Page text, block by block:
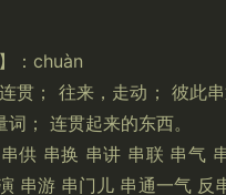
：chuàn
贯； 往来，走动； 彼此
； 连贯起来的东西。
串供 串换 串讲 串联 串气
串游 串门儿 串通一气 反